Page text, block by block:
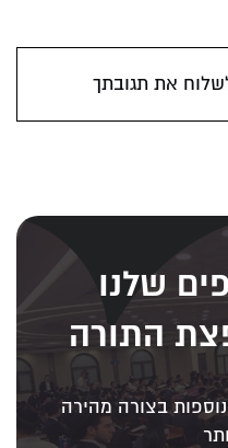
את תגובתך
שלנו
התורה
בצורה מהירה